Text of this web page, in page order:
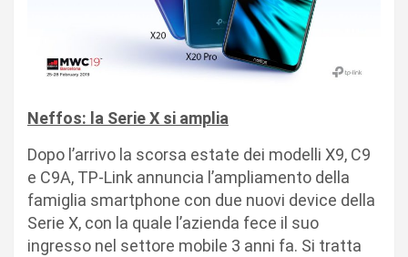
Neffos: la Serie X si amplia
Dopo l’arrivo la scorsa estate dei modelli X9, C9
e C9A, TP-Link annuncia l’ampliamento della
famiglia smartphone con due nuovi device della
Serie X, con la quale l’azienda fece il suo
ingresso nel settore mobile 3 anni fa. Si tratta